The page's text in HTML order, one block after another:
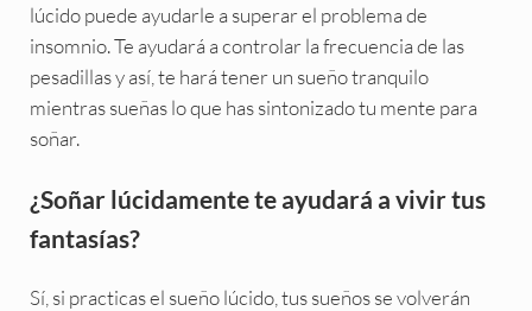
lúcido puede ayudarle a superar el problema de
insomnio. Te ayudará a controlar la frecuencia de las
pesadillas y así, te hará tener un sueño tranquilo
mientras sueñas lo que has sintonizado tu mente para
soñar.
¿Soñar lúcidamente te ayudará a vivir tus
fantasías?
Sí, si practicas el sueño lúcido, tus sueños se volverán